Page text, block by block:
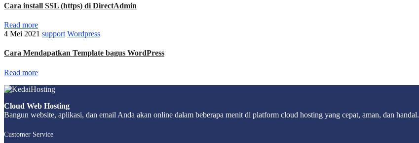
Cara install SSL (https) di DirectAdmin
Read more
4 Mei 2021 support Wordpress
Cara Mendapatkan Template bagus WordPress
Read more
Cloud Web Hosting
Bangun website, aplikasi, dan email Anda akan online dalam beberapa menit di platform cloud hosting yang cepat, aman, dan handal.
Customer Service